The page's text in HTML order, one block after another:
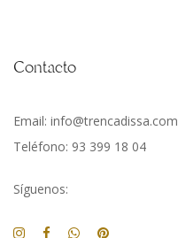
Contacto
Email: info@trencadissa.com
Teléfono: 93 399 18 04
Síguenos: